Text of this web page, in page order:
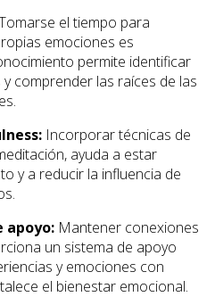
el tiempo para
emociones es
permite identificar
comprender las raíces de las
Incorporar técnicas de
ayuda a estar
y a reducir la influencia de
apoyo: Mantener conexiones
un sistema de apoyo
y emociones con
el bienestar emocional.